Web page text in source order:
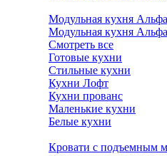
Модульная кухня
Модульная кухня
Смотреть все
Готовые кухни
Стильные кухни
Кухни Лофт
Кухни прованс
Маленькие кухни
Белые кухни
Кровати с подъемным